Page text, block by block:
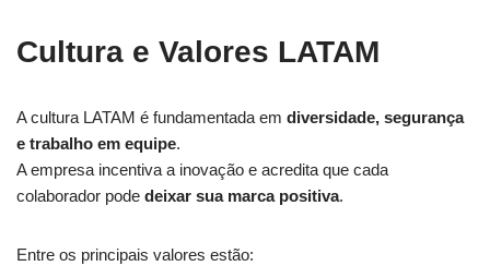
Cultura e Valores LATAM
A cultura LATAM é fundamentada em diversidade, segurança
e trabalho em equipe.
A empresa incentiva a inovação e acredita que cada
colaborador pode deixar sua marca positiva.
Entre os principais valores estão: